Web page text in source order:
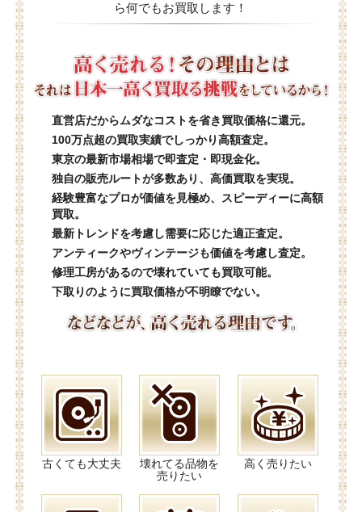
ら何でもお買取します！
直営店だからムダなコストを省き買取価格に還元。
100万点超の買取実績でしっかり高額査定。
東京の最新市場相場で即査定・即現金化。
独自の販売ルートが多数あり、高価買取を実現。
経験豊富なプロが価値を見極め、スピーディーに高額
買取。
最新トレンドを考慮し需要に応じた適正査定。
アンティークやヴィンテージも価値を考慮し査定。
修理工房があるので壊れていても買取可能。
下取りのように買取価格が不明瞭でない。
古くても大丈夫
壊れてる品物を
売りたい
高く売りたい